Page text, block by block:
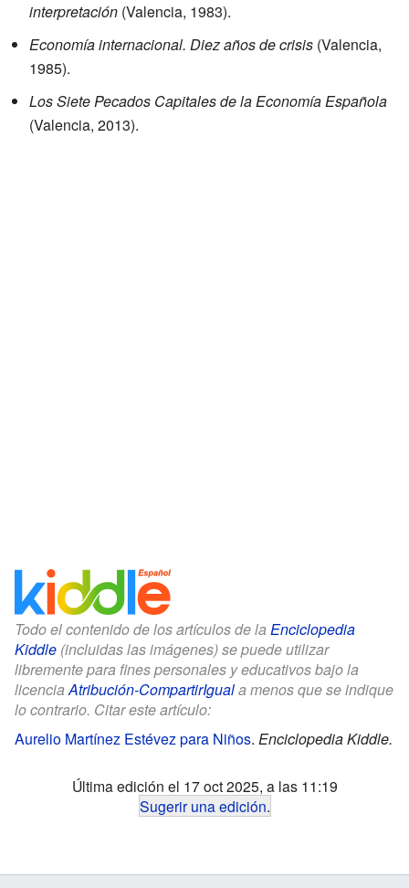
interpretación (Valencia, 1983).
Economía internacional. Diez años de crisis (Valencia,
1985).
Los Siete Pecados Capitales de la Economía Española
(Valencia, 2013).
Todo el contenido de los artículos de la Enciclopedia
Kiddle (incluidas las imágenes) se puede utilizar
libremente para fines personales y educativos bajo la
licenciaAtribución-CompartirIguala menos que se indique
lo contrario. Citar este artículo:
Aurelio Martínez Estévez para Niños. Enciclopedia Kiddle.
Última edición el 17 oct 2025, a las 11:19
Sugerir una edición.